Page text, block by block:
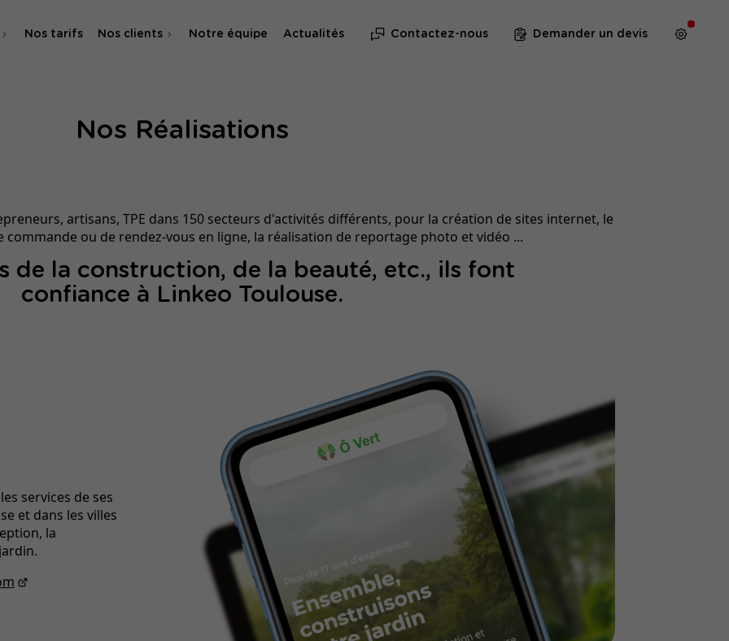
Nos tarifs Nos clients Notre équipe Actualités Contactez-nous Demander un devis
Nos Réalisations
artisans, TPE dans 150 secteurs d'activités différents, pour la création de sites internet, le
commande ou de rendez-vous en ligne, la réalisation de reportage photo et vidéo ...
de la construction, de la beauté, etc., ils font
confiance à Linkeo Toulouse.
services de ses
et dans les villes
la